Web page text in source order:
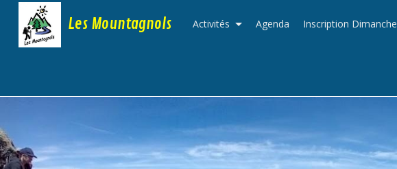
Les Mountagnols Activités Agenda Inscription Dimanche